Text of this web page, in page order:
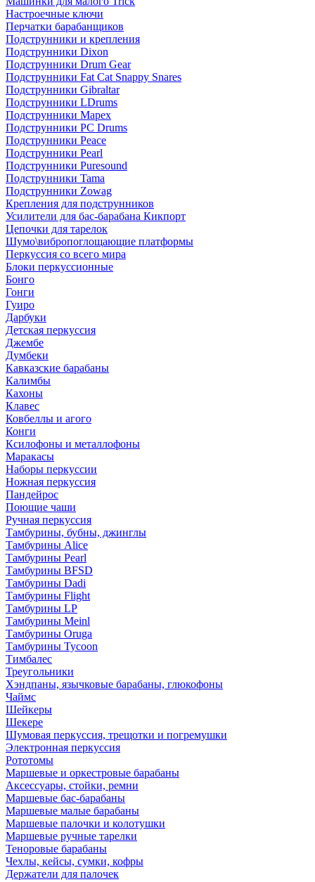
Настроечные ключи
Перчатки барабанщиков
Подструнники и крепления
Подструнники Dixon
Подструнники Drum Gear
Подструнники Fat Cat Snappy Snares
Подструнники Gibraltar
Подструнники LDrums
Подструнники Mapex
Подструнники PC Drums
Подструнники Peace
Подструнники Pearl
Подструнники Puresound
Подструнники Tama
Подструнники Zowag
Крепления для подструнников
Усилители для бас-барабана Кикпорт
Цепочки для тарелок
Шумо\вибропоглощающие платформы
Перкуссия со всего мира
Блоки перкуссионные
Бонго
Гонги
Гуиро
Дарбуки
Детская перкуссия
Джембе
Думбеки
Кавказские барабаны
Калимбы
Кахоны
Клавес
Ковбеллы и агого
Конги
Ксилофоны и металлофоны
Маракасы
Наборы перкуссии
Ножная перкуссия
Пандейрос
Поющие чаши
Ручная перкуссия
Тамбурины, бубны, джинглы
Тамбурины Alice
Тамбурины Pearl
Тамбурины BFSD
Тамбурины Dadi
Тамбурины Flight
Тамбурины LP
Тамбурины Meinl
Тамбурины Oruga
Тамбурины Tycoon
Тимбалес
Треугольники
Хэндпаны, язычковые барабаны, глюкофоны
Чаймс
Шейкеры
Шекере
Шумовая перкуссия, трещотки и погремушки
Электронная перкуссия
Рототомы
Маршевые и оркестровые барабаны
Аксессуары, стойки, ремни
Маршевые бас-барабаны
Маршевые малые барабаны
Маршевые палочки и колотушки
Маршевые ручные тарелки
Теноровые барабаны
Чехлы, кейсы, сумки, кофры
Держатели для палочек